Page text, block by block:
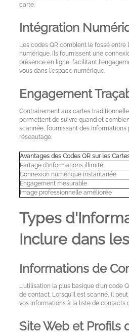
carte.
Intégration
Les codes QR comblent le fossé
numérique. Ils fournissent une
présence en ligne, facilitant
vous dans l'espace numérique.
Engagement
Contrairement aux cartes
permettent de suivre quand et
scannée, fournissant des informations
réseautage.
Avantages des Codes QR sur les
Partage d'informations illimité
Connexion numérique instantanée
Engagement mesurable
Image professionnelle améliorée
Types
Inclure dans
Informations de
L'utilisation la plus basique d'un code
de contact. Lorsqu'il est scanné, il
vos informations à la liste de contacts
Site Web et Profils